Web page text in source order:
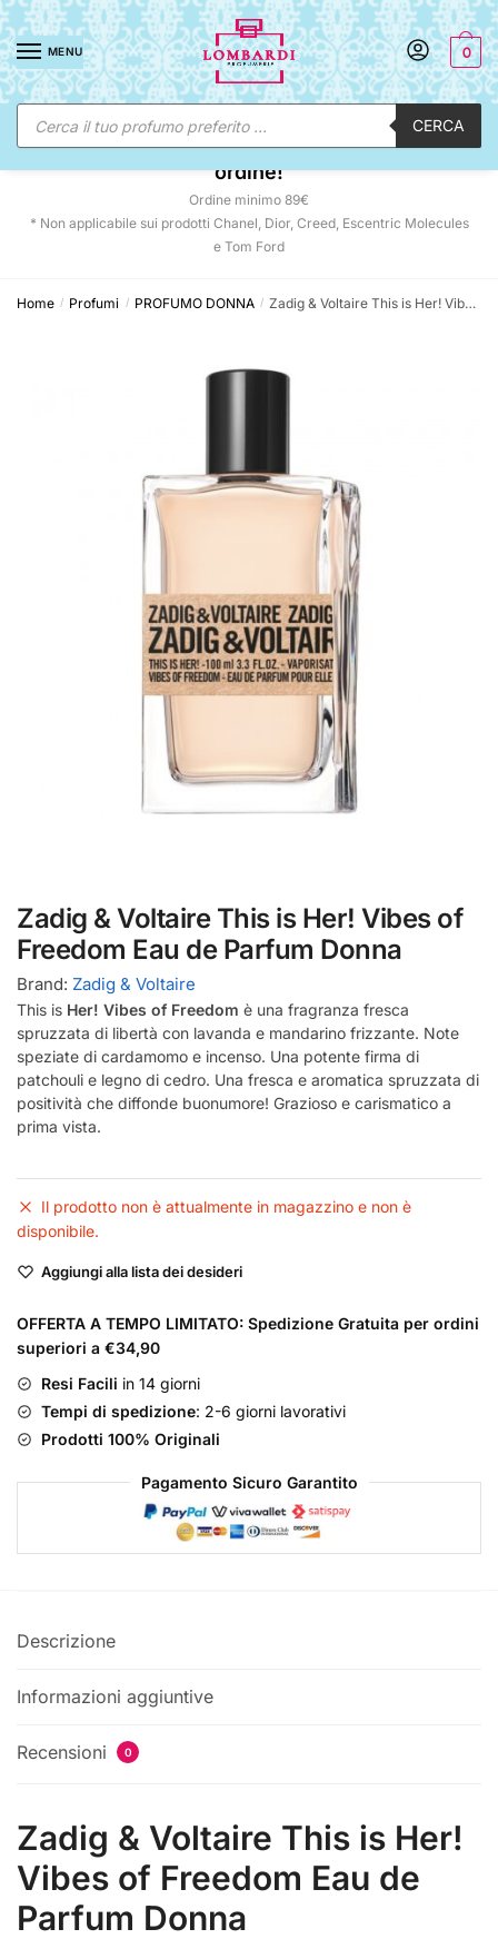
Skip
to
navigation
Skip
to
content
MENU
Ricerca
prodotti CERCA
0
☀️ SUNNY DAYS:-12% automatico sul tuo
ordine!
Ordine minimo 89€
* Non applicabile sui prodotti Chanel, Dior, Creed, Escentric Molecules
e Tom Ford
Home / Profumi / PROFUMO DONNA / Zadig & Voltaire This is Her! Vibes of Freedom Eau de Parfum Donna
Zadig & Voltaire This is Her! Vibes of
Freedom Eau de Parfum Donna
Brand: Zadig & Voltaire
This is Her! Vibes of Freedom è una fragranza fresca
spruzzata di libertà con lavanda e mandarino frizzante. Note
speziate di cardamomo e incenso. Una potente firma di
patchouli e legno di cedro. Una fresca e aromatica spruzzata di
positività che diffonde buonumore! Grazioso e carismatico a
prima vista.
Il prodotto non è attualmente in magazzino e non è
disponibile.
Aggiungi alla lista dei desideri
OFFERTA A TEMPO LIMITATO: Spedizione Gratuita per ordini
superiori a €34,90
Resi Facili in 14 giorni
Tempi di spedizione: 2-6 giorni lavorativi
Prodotti 100% Originali
Pagamento Sicuro Garantito
Descrizione
Informazioni aggiuntive
Recensioni 0
Zadig & Voltaire This is Her!
Vibes of Freedom Eau de
Parfum Donna